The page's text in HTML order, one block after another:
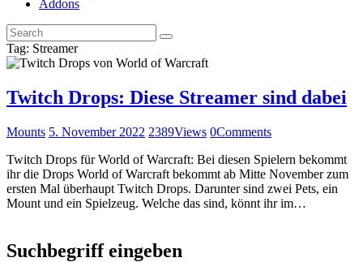
Addons
Tag: Streamer
Twitch Drops: Diese Streamer sind dabei
Mounts 5. November 2022 2389Views 0Comments
Twitch Drops für World of Warcraft: Bei diesen Spielern bekommt
ihr die Drops World of Warcraft bekommt ab Mitte November zum
ersten Mal überhaupt Twitch Drops. Darunter sind zwei Pets, ein
Mount und ein Spielzeug. Welche das sind, könnt ihr im…
Suchbegriff eingeben